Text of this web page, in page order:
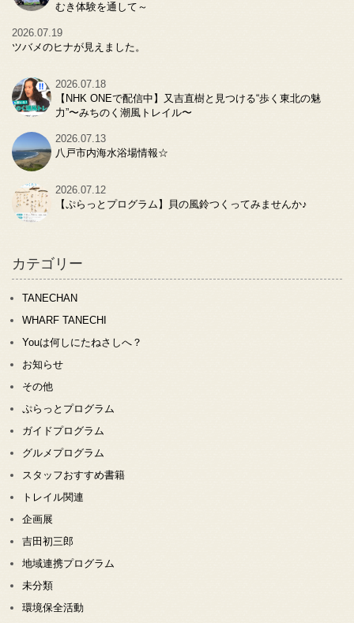
むき体験を通して～
2026.07.19
ツバメのヒナが見えました。
2026.07.18
【NHK ONEで配信中】又吉直樹と見つける“歩く東北の魅
力”〜みちのく潮風トレイル〜
2026.07.13
八戸市内海水浴場情報☆
2026.07.12
【ぷらっとプログラム】貝の風鈴つくってみませんか♪
カテゴリー
TANECHAN
WHARF TANECHI
Youは何しにたねさしへ？
お知らせ
その他
ぷらっとプログラム
ガイドプログラム
グルメプログラム
スタッフおすすめ書籍
トレイル関連
企画展
吉田初三郎
地域連携プログラム
未分類
環境保全活動